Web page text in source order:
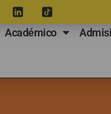
Académico